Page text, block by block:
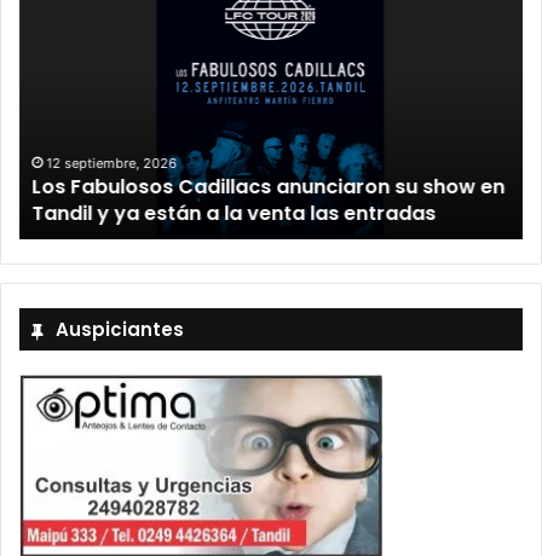
12 septiembre, 2026
Los Fabulosos Cadillacs anunciaron su show en
Tandil y ya están a la venta las entradas
Auspiciantes